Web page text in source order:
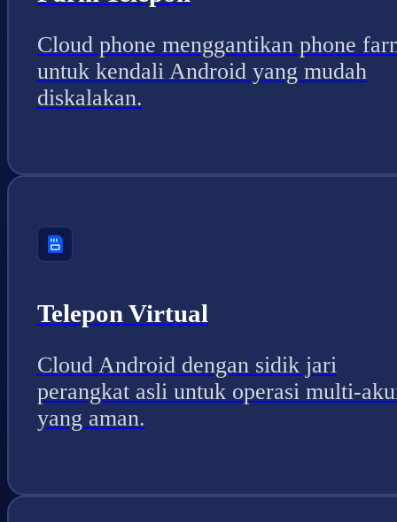
Cloud phone menggantikan phone
untuk kendali Android yang mudah
diskalakan.
Telepon Virtual
Cloud Android dengan sidik jari
perangkat asli untuk operasi multi-
yang aman.